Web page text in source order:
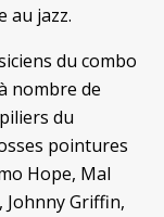
au jazz.
du combo
nombre de
du
pointures
Hope, Mal
Griffin,